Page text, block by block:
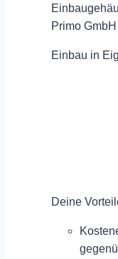
Primo GmbH
Einbau in
Deine